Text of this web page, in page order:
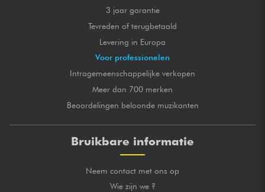
3 jaar garantie
Tevreden of terugbetaald
Levering in Europa
Voor professionelen
Intragemeenschappelijke verkopen
Meer dan 700 merken
Beoordelingen beloonde muzikanten
Bruikbare informatie
Neem contact met ons op
Wie zijn we ?